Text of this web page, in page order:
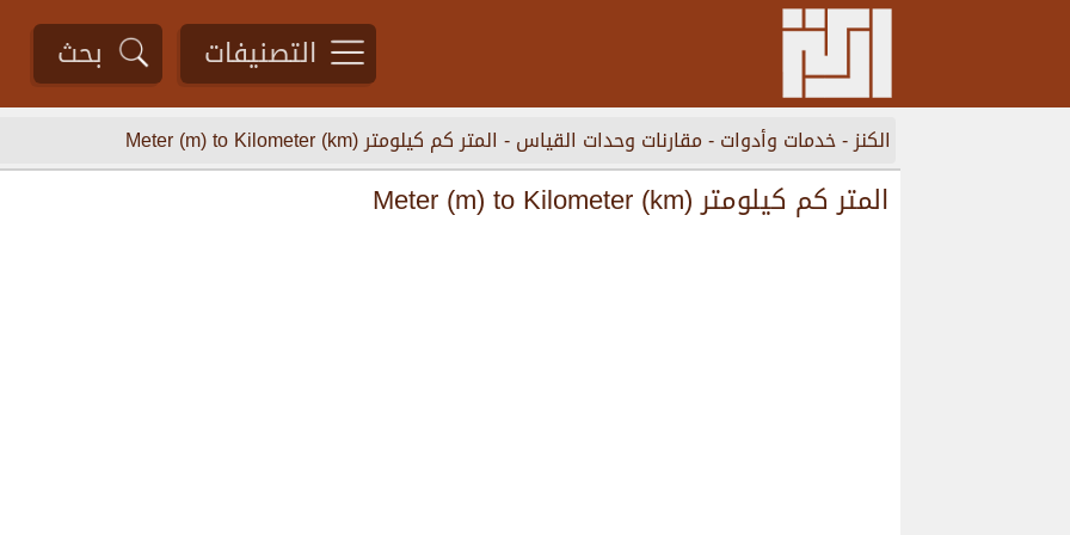
التصنيفات بحث
الكنز-خدمات وأدوات-مقارنات وحدات القياس- المتر كم كيلومتر Meter (m) to Kilometer (km)
المتر كم كيلومتر Meter (m) to Kilometer (km)